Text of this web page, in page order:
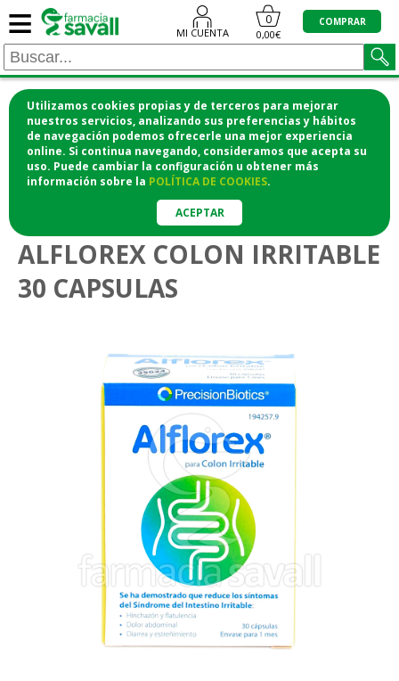
Utilizamos cookies propias y de terceros para mejorar
nuestros servicios, analizando sus preferencias y hábitos
de navegación podemos ofrecerle una mejor experiencia
online. Si continua navegando, consideramos que acepta su
uso. Puede cambiar la configuración u obtener más
información sobre la POLÍTICA DE COOKIES.
ACEPTAR
≡ MI CUENTA
0
0,00€
COMPRAR
¡COMPRA CÓMODAMENTE DESDE CASA Y RECOGE
EN LA FARMACIA!
o si lo prefieres te lo mandamos a casa
> Problemas estomacales
ALFLOREX COLON IRRITABLE
30 CAPSULAS